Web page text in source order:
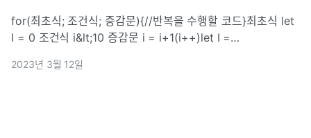
for(최초식; 조건식; 증감문){//반복을 수행할 코드}최초식 let
I = 0 조건식 i&lt;10 증감문 i = i+1(i++)let I =
대로 설정하지 않으면 무한 반복 배열
2023년 3월 12일